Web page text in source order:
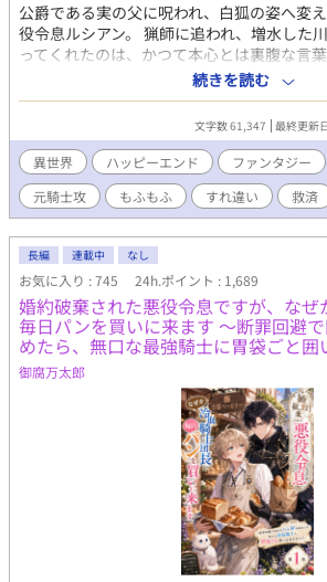
公爵である実の父に呪われ、白狐の姿へ変
役令息ルシアン。 猟師に追われ、増水した
ってくれたのは、かつて本心とは裏腹な言
た元護衛騎士・カイルだった。 正体を知ら
れるかもしれない――正体を隠すルシアン
しい面影を見い出していくカイル。 もふも
な元悪役令息と、今も主人を忘れられない
ゆっくりと心を通わせていく再会・溺愛フ
表紙や校正に生成AIを使用しています。
続きを読む
文字数 61,347 最終更新
異世界 ハッピーエンド ファンタジー
元騎士攻
もふもふ すれ違い 救済
長編 連載中 なし
お気に入り : 745 24h.ポイント : 1,689
婚約破棄された悪役令息ですが、なぜ
毎日パンを買いに来ます 〜断罪回避
めたら、無口な最強騎士に胃袋ごと囲
御腐万太郎